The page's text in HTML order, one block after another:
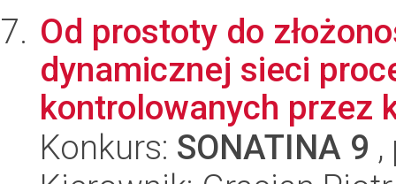
Od prostoty do
dynamicznej sieci
kontrolowanych przez
Konkurs: SONATINA 9